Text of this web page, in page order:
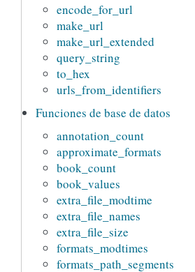
encode_for_url
make_url
make_url_extended
query_string
to_hex
urls_from_identifiers
Funciones de base de datos
annotation_count
approximate_formats
book_count
book_values
extra_file_modtime
extra_file_names
extra_file_size
formats_modtimes
formats_path_segments